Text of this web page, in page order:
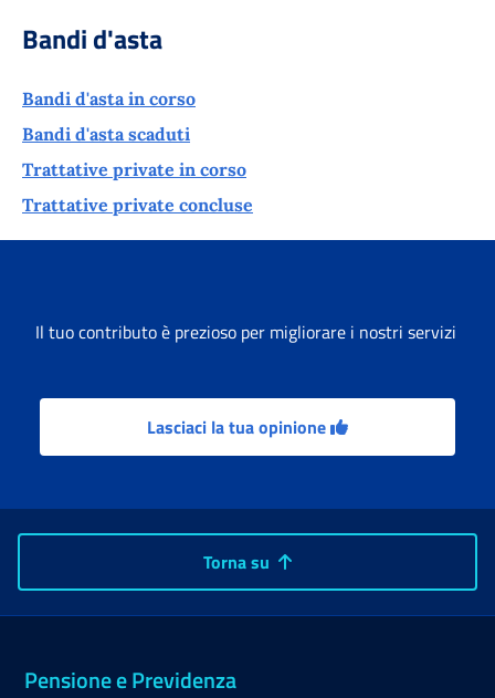
Bandi d'asta
Bandi d'asta in corso
Bandi d'asta scaduti
Trattative private in corso
Trattative private concluse
Il tuo contributo è prezioso per migliorare i nostri servizi
Lasciaci la tua opinione
Torna su
Pensione e Previdenza